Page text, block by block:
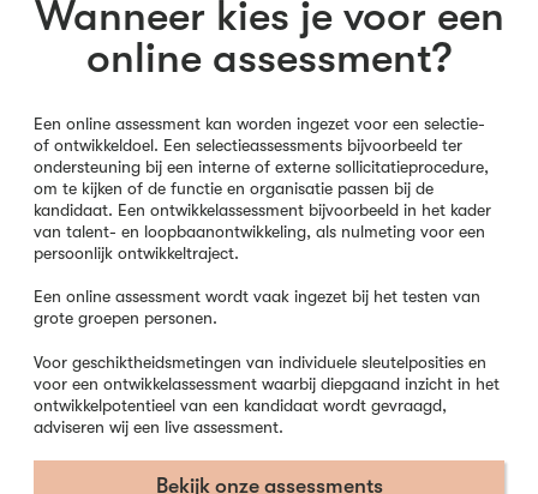
Wanneer kies je voor een
online assessment?
Een online assessment kan worden ingezet voor een selectie-
of ontwikkeldoel. Een selectieassessments bijvoorbeeld ter
ondersteuning bij een interne of externe sollicitatieprocedure,
om te kijken of de functie en organisatie passen bij de
kandidaat. Een ontwikkelassessment bijvoorbeeld in het kader
van talent- en loopbaanontwikkeling, als nulmeting voor een
persoonlijk ontwikkeltraject.
Een online assessment wordt vaak ingezet bij het testen van
grote groepen personen.
Voor geschiktheidsmetingen van individuele sleutelposities en
voor een ontwikkelassessment waarbij diepgaand inzicht in het
ontwikkelpotentieel van een kandidaat wordt gevraagd,
adviseren wij een live assessment.
Bekijk onze assessments